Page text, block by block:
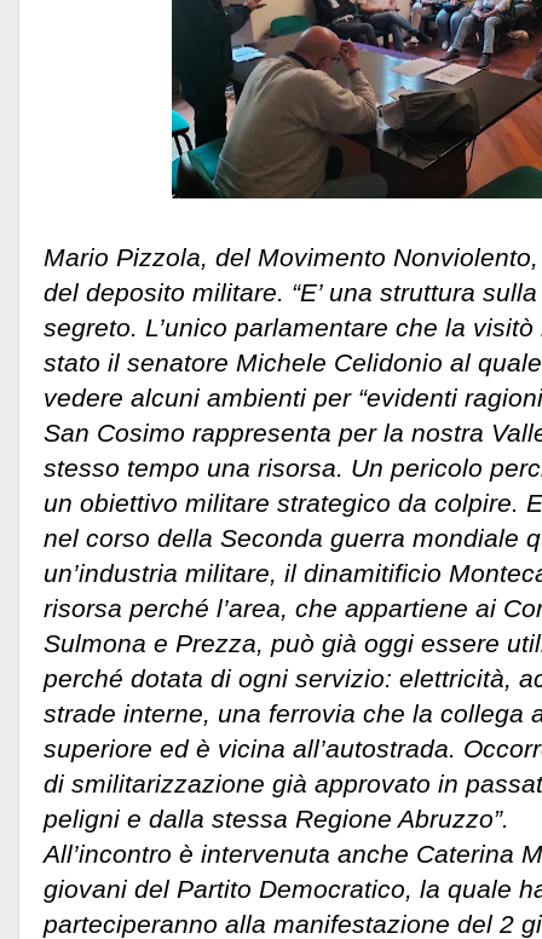
Mario Pizzola, del Movimento
del deposito militare. “E’ una struttura
segreto. L’unico parlamentare che la
stato il senatore Michele Celidonio al
vedere alcuni ambienti per “evidenti
San Cosimo rappresenta per la nostra
stesso tempo una risorsa. Un pericolo
un obiettivo militare strategico da colpire.
nel corso della Seconda guerra mondiale
un’industria militare, il dinamitificio
risorsa perché l’area, che appartiene ai
Sulmona e Prezza, può già oggi essere
perché dotata di ogni servizio: elettricità,
strade interne, una ferrovia che la collega
superiore ed è vicina all’autostrada.
di smilitarizzazione già approvato in
peligni e dalla stessa Regione Abruzzo”.
All’incontro è intervenuta anche Caterina
giovani del Partito Democratico, la quale
parteciperanno alla manifestazione del 2